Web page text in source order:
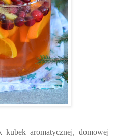
aromatycznej, domowej